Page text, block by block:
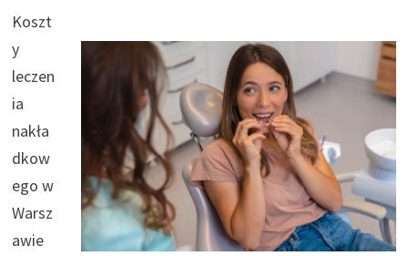
Koszt
y
leczen
ia
nakła
dkow
ego w
Warsz
awie